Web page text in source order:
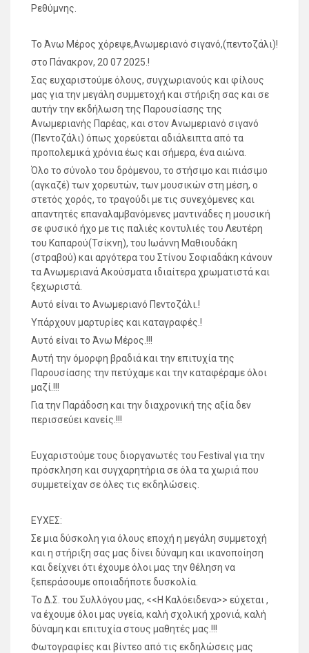
Ρεθύμνης.
Το Άνω Μέρος χόρεψε,Ανωμεριανό σιγανό,(πεντοζάλι)!
στο Πάνακρον, 20 07 2025.!
Σας ευχαριστούμε όλους, συγχωριανούς και φίλους
μας για την μεγάλη συμμετοχή και στήριξη σας και σε
αυτήν την εκδήλωση της Παρουσίασης της
Ανωμεριανής Παρέας, και στον Ανωμεριανό σιγανό
(Πεντοζάλι) όπως χορεύεται αδιάλειπτα από τα
προπολεμικά χρόνια έως και σήμερα, ένα αιώνα.
Όλο το σύνολο του δρόμενου, το στήσιμο και πιάσιμο
(αγκαζέ) των χορευτών, των μουσικών στη μέση, ο
στετός χορός, το τραγούδι με τις συνεχόμενες και
απαντητές επαναλαμβανόμενες μαντινάδες η μουσική
σε φυσικό ήχο με τις παλιές κοντυλιές του Λευτέρη
του Καπαρού(Τσίκνη), του Ιωάννη Μαθιουδάκη
(στραβού) και αργότερα του Στίνου Σοφιαδάκη κάνουν
τα Ανωμεριανά Ακούσματα ιδιαίτερα χρωματιστά και
ξεχωριστά.
Αυτό είναι το Ανωμεριανό Πεντοζάλι.!
Υπάρχουν μαρτυρίες και καταγραφές.!
Αυτό είναι το Άνω Μέρος.!!!
Αυτή την όμορφη βραδιά και την επιτυχία της
Παρουσίασης την πετύχαμε και την καταφέραμε όλοι
μαζί.!!!
Για την Παράδοση και την διαχρονική της αξία δεν
περισσεύει κανείς.!!!
Ευχαριστούμε τους διοργανωτές του Festival για την
πρόσκληση και συγχαρητήρια σε όλα τα χωριά που
συμμετείχαν σε όλες τις εκδηλώσεις.
ΕΥΧΕΣ:
Σε μια δύσκολη για όλους εποχή η μεγάλη συμμετοχή
και η στήριξη σας μας δίνει δύναμη και ικανοποίηση
και δείχνει ότι έχουμε όλοι μας την θέληση να
ξεπεράσουμε οποιαδήποτε δυσκολία.
Το Δ.Σ. του Συλλόγου μας, <<Η Καλόειδενα>> εύχεται ,
να έχουμε όλοι μας υγεία, καλή σχολική χρονιά, καλή
δύναμη και επιτυχία στους μαθητές μας.!!!
Φωτογραφίες και βίντεο από τις εκδηλώσεις μας